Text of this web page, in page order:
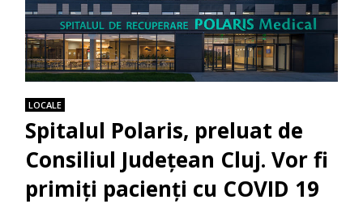
LOCALE
Spitalul Polaris, preluat de
Consiliul Județean Cluj. Vor fi
primiţi pacienţi cu COVID 19